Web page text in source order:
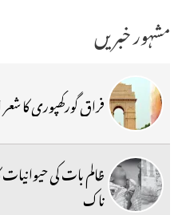
مشہور خبریں
فراق گورکھپوری کا
ظالم بات کی
ناک